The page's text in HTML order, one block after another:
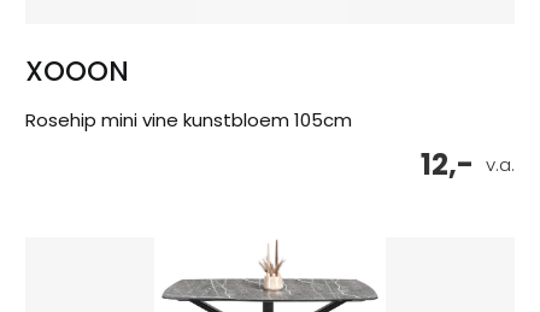
XOOON
Rosehip mini vine kunstbloem 105cm
v.a.
12,-